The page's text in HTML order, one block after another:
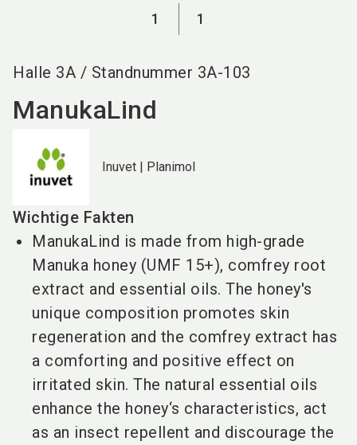
1 1
Halle 3A / Standnummer 3A-103
ManukaLind
Inuvet | Planimol
Wichtige Fakten
ManukaLind is made from high-grade
Manuka honey (UMF 15+), comfrey root
extract and essential oils. The honey's
unique composition promotes skin
regeneration and the comfrey extract has
a comforting and positive effect on
irritated skin. The natural essential oils
enhance the honey‘s characteristics, act
as an insect repellent and discourage the